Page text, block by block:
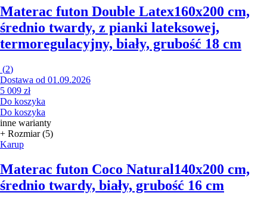
Materac futon Double Latex160x200 cm,
średnio twardy, z pianki lateksowej,
termoregulacyjny, biały, grubość 18 cm
(2)
Dostawa od 01.09.2026
5 009 zł
Do koszyka
Do koszyka
inne warianty
+ Rozmiar (5)
Karup
Materac futon Coco Natural140x200 cm,
średnio twardy, biały, grubość 16 cm